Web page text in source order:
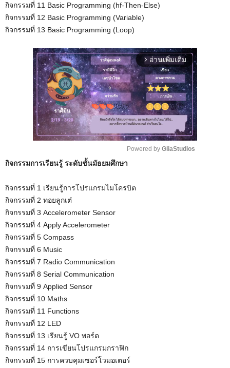
กิจกรรมที่ 11 Basic Programming (hf-Then-Else)
กิจกรรมที่ 12 Basic Programming (Variable)
กิจกรรมที่ 13 Basic Programming (Loop)
arrow_forward_ios อ่านเพิ่มเติม
Powered by GliaStudios
กิจกรรมการเรียนรู้ ระดับชั้นมัธยมศึกษา
กิจกรรมที่ 1 เรียนรู้การโปรแกรมไมโครบิต
กิจกรรมที่ 2 ทอยลูกเต๋
กิจกรรมที่ 3 Accelerometer Sensor
กิจกรรมที่ 4 Apply Accelerometer
กิจกรรมที่ 5 Compass
กิจกรรมที่ 6 Music
กิจกรรมที่ 7 Radio Communication
กิจกรรมที่ 8 Serial Communication
กิจกรรมที่ 9 Applied Sensor
กิจกรรมที่ 10 Maths
กิจกรรมที่ 11 Functions
กิจกรรมที่ 12 LED
กิจกรรมที่ 13 เรียนรู้ VO พอร์ต
กิจกรรมที่ 14 การเขียนโปรแกรมกราฟิก
กิจกรรมที่ 15 การควบคุมเซอร์โวมอเตอร์